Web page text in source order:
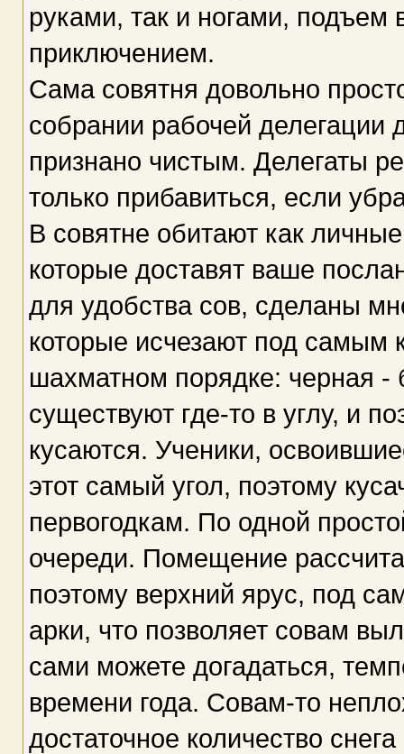
руками, так и ногами, подъем
приключением.
Сама совятня довольно
собрании рабочей
признано чистым. Делегаты
только прибавиться, если
В совятне обитают как
которые доставят ваше
для удобства сов, сделаны
которые исчезают под
шахматном порядке: черная
существуют где-то в углу, и
кусаются. Ученики,
этот самый угол, поэтому
первогодкам. По одной
очереди. Помещение
поэтому верхний ярус, под
арки, что позволяет совам
сами можете догадаться,
времени года. Совам-то
достаточное количество